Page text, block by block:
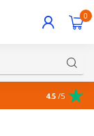
0
¡Excelente
4.5 /5